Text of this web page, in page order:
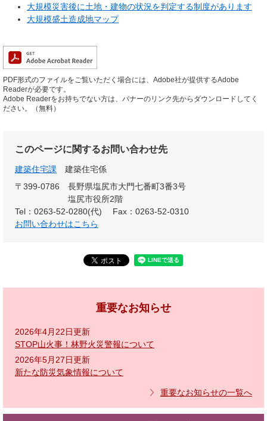
大規模災害後に土地・建物の状況を判定する制度があります
大規模盛土造成地マップ
PDF形式のファイルをご覧いただく場合には、Adobe社が提供するAdobe
Readerが必要です。
Adobe Readerをお持ちでない方は、バナーのリンク先からダウンロードしてく
ださい。（無料）
このページに関するお問い合わせ先
建築住宅課
建築住宅係
〒399-0786
長野県塩尻市大門七番町3番3号
塩尻市役所2階
Tel：0263-52-0280(代)
Fax：0263-52-0310
お問い合わせはこちら
重要なお知らせ
2026年4月22日更新
STOP山火事！林野火災警報について
2026年5月27日更新
新たな防災気象情報について
重要なお知らせの一覧へ